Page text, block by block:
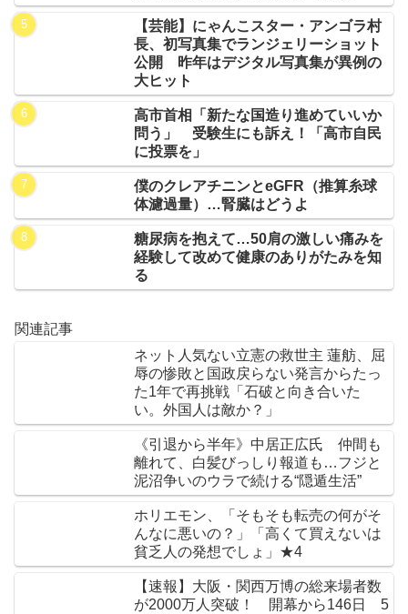
【芸能】にゃんこスター・アンゴラ村
長、初写真集でランジェリーショット
公開 昨年はデジタル写真集が異例の
大ヒット
高市首相「新たな国造り進めていいか
問う」 受験生にも訴え！「高市自民
に投票を」
僕のクレアチニンとeGFR（推算糸球
体濾過量）…腎臓はどうよ
糖尿病を抱えて…50肩の激しい痛みを
経験して改めて健康のありがたみを知
る
関連記事
ネット人気ない立憲の救世主 蓮舫、屈
辱の惨敗と国政戻らない発言からたっ
た1年で再挑戦「石破と向き合いた
い。外国人は敵か？」
《引退から半年》中居正広氏 仲間も
離れて、白髪びっしり報道も…フジと
泥沼争いのウラで続ける“隠遁生活”
ホリエモン、「そもそも転売の何がそ
んなに悪いの？」「高くて買えないは
貧乏人の発想でしょ」★4
【速報】大阪・関西万博の総来場者数
が2000万人突破！ 開幕から146日 5